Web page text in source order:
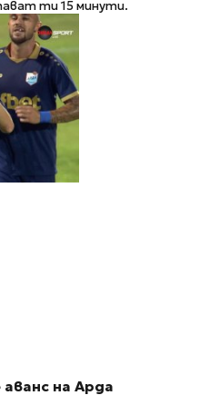
ти 15 минути.
на Арда